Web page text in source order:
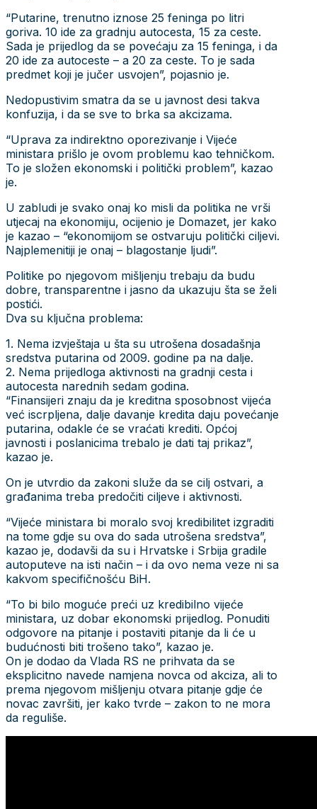
“Putarine, trenutno iznose 25 feninga po litri
goriva. 10 ide za gradnju autocesta, 15 za ceste.
Sada je prijedlog da se povećaju za 15 feninga, i da
20 ide za autoceste – a 20 za ceste. To je sada
predmet koji je jučer usvojen”, pojasnio je.
Nedopustivim smatra da se u javnost desi takva
konfuzija, i da se sve to brka sa akcizama.
“Uprava za indirektno oporezivanje i Vijeće
ministara prišlo je ovom problemu kao tehničkom.
To je složen ekonomski i politički problem”, kazao
je.
U zabludi je svako onaj ko misli da politika ne vrši
utjecaj na ekonomiju, ocijenio je Domazet, jer kako
je kazao – “ekonomijom se ostvaruju politički ciljevi.
Najplemenitiji je onaj – blagostanje ljudi”.
Politike po njegovom mišljenju trebaju da budu
dobre, transparentne i jasno da ukazuju šta se želi
postići.
Dva su ključna problema:
1. Nema izvještaja u šta su utrošena dosadašnja
sredstva putarina od 2009. godine pa na dalje.
2. Nema prijedloga aktivnosti na gradnji cesta i
autocesta narednih sedam godina.
“Finansijeri znaju da je kreditna sposobnost vijeća
već iscrpljena, dalje davanje kredita daju povećanje
putarina, odakle će se vraćati krediti. Općoj
javnosti i poslanicima trebalo je dati taj prikaz”,
kazao je.
On je utvrdio da zakoni služe da se cilj ostvari, a
građanima treba predočiti ciljeve i aktivnosti.
“Vijeće ministara bi moralo svoj kredibilitet izgraditi
na tome gdje su ova do sada utrošena sredstva”,
kazao je, dodavši da su i Hrvatske i Srbija gradile
autoputeve na isti način – i da ovo nema veze ni sa
kakvom specifičnošću BiH.
“To bi bilo moguće preći uz kredibilno vijeće
ministara, uz dobar ekonomski prijedlog. Ponuditi
odgovore na pitanje i postaviti pitanje da li će u
budućnosti biti trošeno tako”, kazao je.
On je dodao da Vlada RS ne prihvata da se
eksplicitno navede namjena novca od akciza, ali to
prema njegovom mišljenju otvara pitanje gdje će
novac završiti, jer kako tvrde – zakon to ne mora
da reguliše.